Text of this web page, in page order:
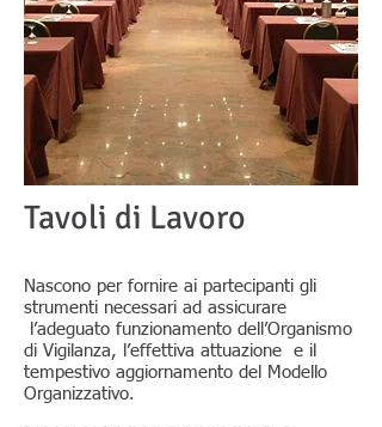
Tavoli di Lavoro
Nascono per fornire ai partecipanti gli
strumenti necessari ad assicurare
l’adeguato funzionamento dell’Organismo
di Vigilanza, l’effettiva attuazione e il
tempestivo aggiornamento del Modello
Organizzativo.